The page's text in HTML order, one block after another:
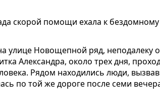
скорой помощи ехала к
улице Новощепной ряд, неподалеку
Александра, около трех дня,
Рядом находились люди,
по той же дороге после семи